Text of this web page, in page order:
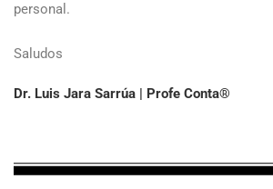
personal.
Saludos
Dr. Luis Jara Sarrúa | Profe Conta®